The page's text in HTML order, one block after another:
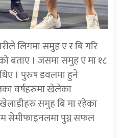
लिगमा समुह ए र बि गरि
बताए । जसमा समुह ए मा १८
। पुरुष डवलमा हुने
वर्षहरुमा खेलेका
समुह बि मा रहेका
सेमीफाइनलमा पुग्न सफल